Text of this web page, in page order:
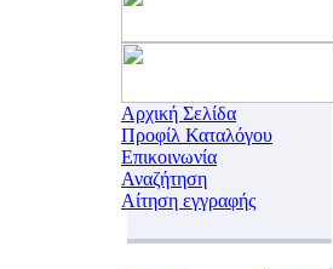
Αρχική Σελίδα
Προφίλ Καταλόγου
Επικοινωνία
Αναζήτηση
Αίτηση εγγραφής